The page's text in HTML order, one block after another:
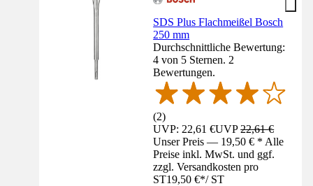
SDS Plus Flachmeißel Bosch
250 mm
Durchschnittliche Bewertung:
4 von 5 Sternen. 2
Bewertungen.
(2)
UVP: 22,61 €UVP22,61 €
Unser Preis — 19,50 € * Alle
Preise inkl. MwSt. und ggf.
zzgl. Versandkosten pro
ST19,50 €*/ ST